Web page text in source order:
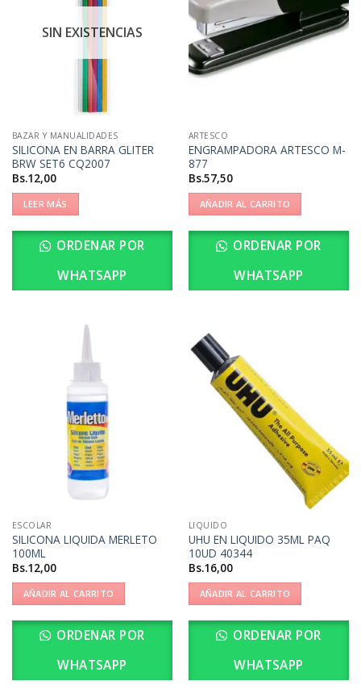
SIN EXISTENCIAS
BAZAR Y MANUALIDADES
SILICONA EN BARRA GLITER
BRW SET6 CQ2007
Bs.12,00
LEER MÁS
ORDENAR POR
WHATSAPP
ARTESCO
ENGRAMPADORA ARTESCO M-
877
Bs.57,50
AÑADIR AL CARRITO
ORDENAR POR
WHATSAPP
ESCOLAR
SILICONA LIQUIDA MERLETO
100ML
Bs.12,00
AÑADIR AL CARRITO
ORDENAR POR
WHATSAPP
LIQUIDO
UHU EN LIQUIDO 35ML PAQ
10UD 40344
Bs.16,00
AÑADIR AL CARRITO
ORDENAR POR
WHATSAPP